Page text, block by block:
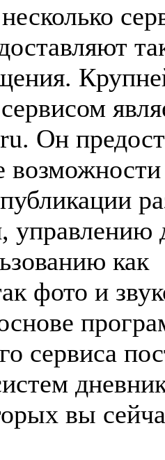
Он
управлению
как
фото и
сервиса
вы